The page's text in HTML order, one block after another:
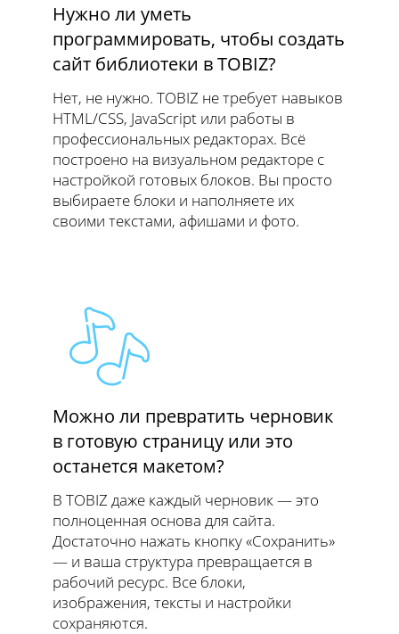
Нужно ли уметь
программировать, чтобы создать
сайт библиотеки в TOBIZ?
Нет, не нужно. TOBIZ не требует навыков
HTML/CSS, JavaScript или работы в
профессиональных редакторах. Всё
построено на визуальном редакторе с
настройкой готовых блоков. Вы просто
выбираете блоки и наполняете их
своими текстами, афишами и фото.
Можно ли превратить черновик
в готовую страницу или это
останется макетом?
В TOBIZ даже каждый черновик — это
полноценная основа для сайта.
Достаточно нажать кнопку «Сохранить»
— и ваша структура превращается в
рабочий ресурс. Все блоки,
изображения, тексты и настройки
сохраняются.